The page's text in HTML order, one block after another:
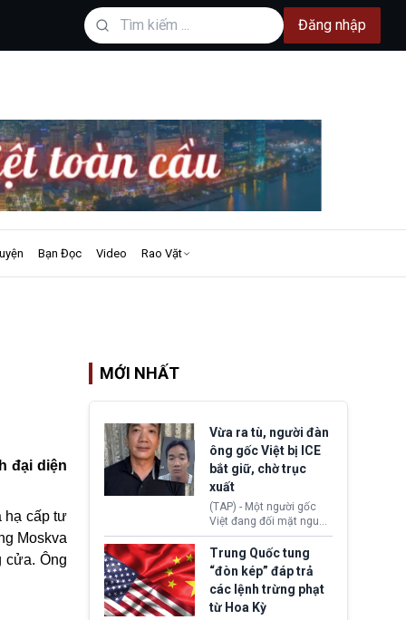
Đăng nhập
Bạn Đọc Video Rao Vặt
đại diện
hạ cấp tư
Moskva
cửa. Ông
MỚI NHẤT
Vừa ra tù, người đàn
ông gốc Việt bị ICE
bắt giữ, chờ trục
xuất
(TAP) - Một người gốc
Việt đang đối mặt nguy
cơ bị trục xuất khỏi Hoa
Kỳ sau khi đã chấp hành
xong bản án liên quan
đến tội ác từ hơn 30
năm trước tại California.
Trung Quốc tung
“đòn kép” đáp trả
các lệnh trừng phạt
từ Hoa Kỳ